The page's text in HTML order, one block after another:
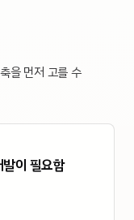
을 먼저 고를 수
이 필요함